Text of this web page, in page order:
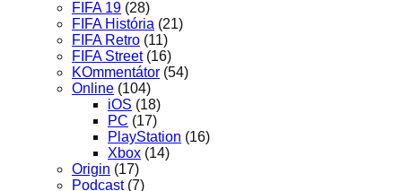
FIFA 19 (28)
FIFA História (21)
FIFA Retro (11)
FIFA Street(16)
KOmmentátor (54)
Online (104)
iOS (18)
PC (17)
PlayStation (16)
Xbox (14)
Origin (17)
Podcast(7)